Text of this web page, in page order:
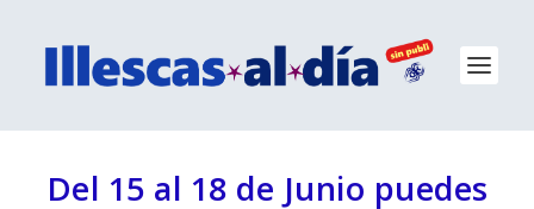
Del 15 al 18 de Junio puedes